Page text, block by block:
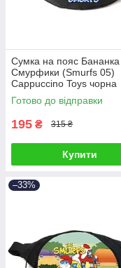
Сумка на пояс Бананка
Смурфики (Smurfs 05)
Cappuccino Toys чорна
Готово до відправки
195 ₴ 315 ₴
Купити
–33%